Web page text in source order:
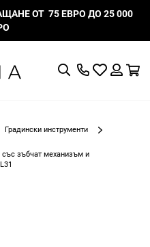
ОТ 75 ЕВРО ДО 25 000
ТърсенеМоят
Градински инструменти
със зъбчат механизъм и